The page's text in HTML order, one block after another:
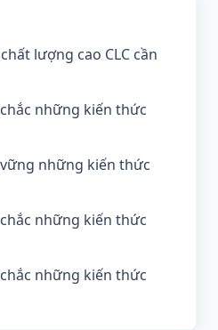
lượng cao CLC cần
những kiến thức
những kiến thức
những kiến thức
những kiến thức